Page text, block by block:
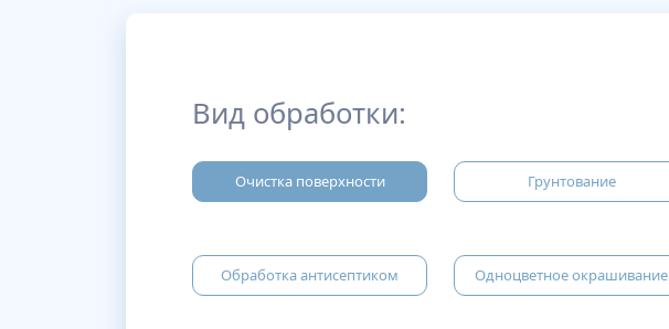
Вид обработки:
Очистка поверхности Грунтование
Обработка антисептиком Одноцветное окрашивание